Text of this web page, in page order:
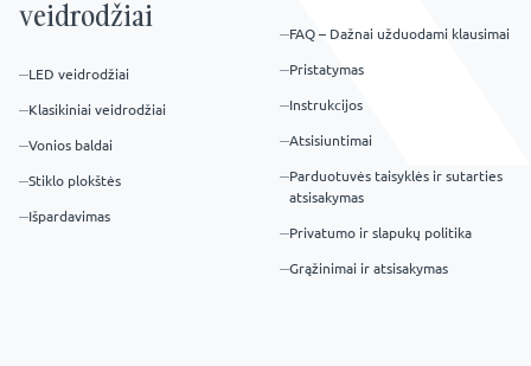
veidrodžiai
LED veidrodžiai
Klasikiniai veidrodžiai
Vonios baldai
Stiklo plokštės
Išpardavimas
FAQ – Dažnai užduodami klausimai
Pristatymas
Instrukcijos
Atsisiuntimai
Parduotuvės taisyklės ir sutarties
atsisakymas
Privatumo ir slapukų politika
Grąžinimai ir atsisakymas